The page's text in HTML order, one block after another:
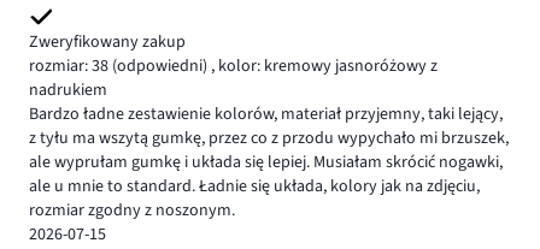
Zweryfikowany zakup
rozmiar: 38 (odpowiedni) , kolor: kremowy jasnoróżowy z
nadrukiem
Bardzo ładne zestawienie kolorów, materiał przyjemny, taki lejący,
z tyłu ma wszytą gumkę, przez co z przodu wypychało mi brzuszek,
ale wyprułam gumkę i układa się lepiej. Musiałam skrócić nogawki,
ale u mnie to standard. Ładnie się układa, kolory jak na zdjęciu,
rozmiar zgodny z noszonym.
2026-07-15